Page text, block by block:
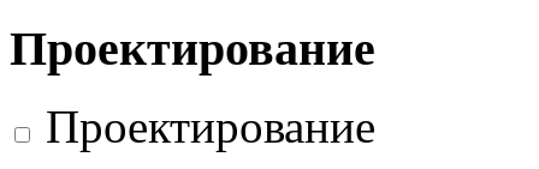
Проектирование
Проектирование